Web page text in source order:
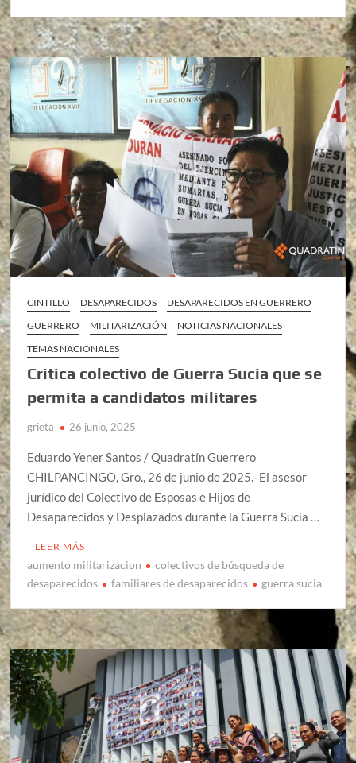
CINTILLO DESAPARECIDOS
DESAPARECIDOS EN GUERRERO
GUERRERO
MILITARIZACIÓN
NOTICIAS NACIONALES
TEMAS NACIONALES
Critica colectivo de Guerra Sucia que se
permita a candidatos militares
grieta 26 junio, 2025
Eduardo Yener Santos / Quadratín Guerrero
CHILPANCINGO, Gro., 26 de junio de 2025.- El asesor
jurídico del Colectivo de Esposas e Hijos de
Desaparecidos y Desplazados durante la Guerra Sucia …
LEER MÁS
aumento militarizacion
colectivos de búsqueda de
desaparecidos
familiares de desaparecidos guerra sucia